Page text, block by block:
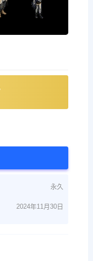
永久
2024年11月30日